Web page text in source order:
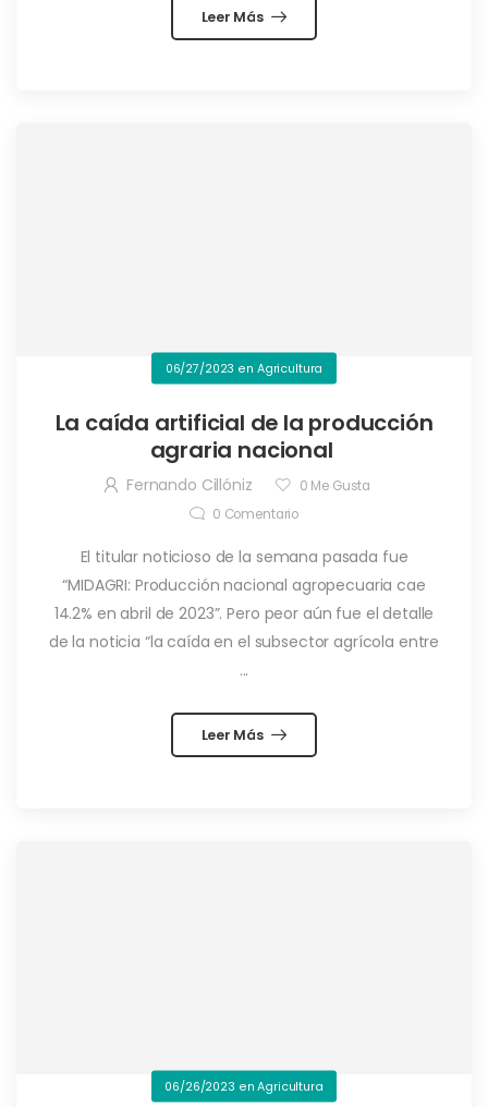
Leer Más
06/27/2023 en Agricultura
La caída artificial de la producción
agraria nacional
Fernando Cillóniz 0 Me Gusta
0 Comentario
El titular noticioso de la semana pasada fue
“MIDAGRI: Producción nacional agropecuaria cae
14.2% en abril de 2023”. Pero peor aún fue el detalle
de la noticia “la caída en el subsector agrícola entre
...
Leer Más
06/26/2023 enAgricultura